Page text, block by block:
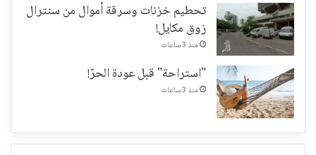
تحطيم خزنات وسرقة أموال من سنترال
زوق مكايل!
منذ 3 ساعات
"استراحة" قبل عودة الحرّ!
منذ 3 ساعات